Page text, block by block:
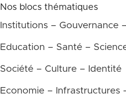
Nos blocs thématiques
Institutions – Gouvernance
Education – Santé –
Société – Culture – Identité
Economie – Infrastructures